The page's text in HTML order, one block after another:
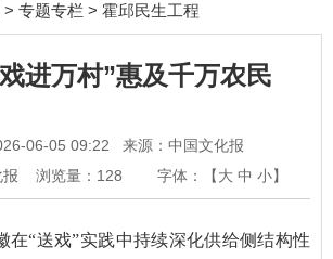
> 专题专栏 > 霍邱民生工程
进万村”惠及千万农民
06-05 09:22
来源：中国文化报
浏览量： 128 字体：【大 中 小】
在“送戏”实践中持续深化供给侧结构性